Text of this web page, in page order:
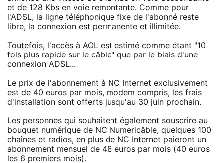
et de 128 Kbs en voie remontante. Comme pour
l'ADSL, la ligne téléphonique fixe de l'abonné reste
libre, la connexion est permanente et illimitée.
Toutefois, l'accès à AOL est estimé comme étant "10
fois plus rapide sur le câble" que par le biais d'une
connexion ADSL...
Le prix de l'abonnement à NC Internet exclusivement
est de 40 euros par mois, modem compris, les frais
d'installation sont offerts jusqu'au 30 juin prochain.
Les personnes qui souhaitent également souscrire au
bouquet numérique de NC Numericâble, quelques 100
chaînes et radios, en plus de NC Internet paieront un
abonnement mensuel de 48 euros par mois (40 euros
les 6 premiers mois).